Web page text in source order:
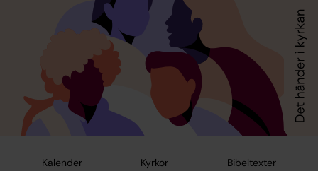
Kalender Kyrkor Bibeltexter